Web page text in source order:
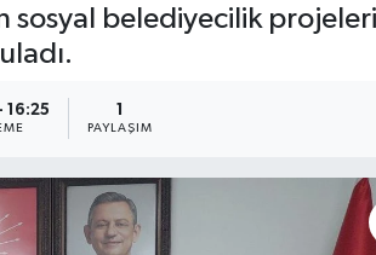
belediyecilik
16:25 1
PAYLAŞIM